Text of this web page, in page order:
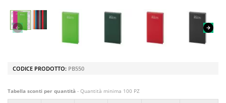
CODICE PRODOTTO: PB550
Tabella sconti per quantità - Quantità minima 100 PZ